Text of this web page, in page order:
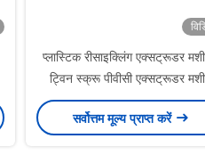
प्लास्टिक रीसाइक्लिंग एक्सट्रूडर
ट्विन स्क्रू पीवीसी एक्सट्रूडर
आउटपुट 700 किग्रा / एच पीएस
28
सर्वोत्तम मूल्य प्राप्त करें